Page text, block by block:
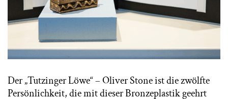
Der „Tutzinger Löwe“ – Oliver Stone ist die zwölfte
Persönlichkeit, die mit dieser Bronzeplastik geehrt